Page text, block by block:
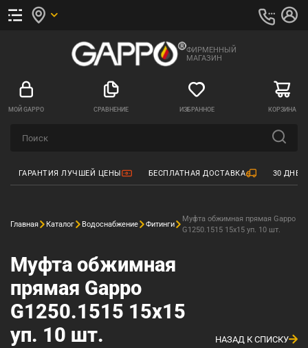
ФИРМЕННЫЙ
МАГАЗИН
МОЙ GAPPO СРАВНЕНИЕ ИЗБРАННОЕ КОРЗИНА
ГАРАНТИЯ ЛУЧШЕЙ ЦЕНЫ БЕСПЛАТНАЯ ДОСТАВКА 30
Главная Каталог Водоснабжение Фитинги
Муфта обжимная прямая Gappo
G1250.1515 15х15 уп. 10 шт.
Муфта обжимная
прямая Gappo
G1250.1515 15х15
уп. 10 шт.
НАЗАД К СПИСКУ